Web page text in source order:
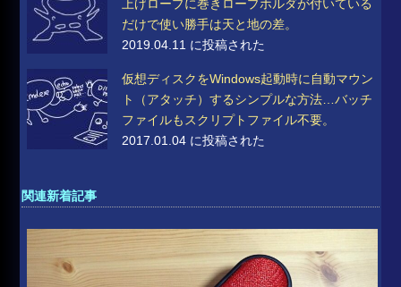
上げロープに巻きロープホルダが付いている
だけで使い勝手は天と地の差。
2019.04.11 に投稿された
仮想ディスクをWindows起動時に自動マウン
ト（アタッチ）するシンプルな方法…バッチ
ファイルもスクリプトファイル不要。
2017.01.04 に投稿された
関連新着記事